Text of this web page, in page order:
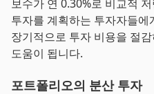
보수가 연 0.30%로 비교적
투자를 계획하는 투자자들
장기적으로 투자 비용을 절
도움이 됩니다.
포트폴리오의 분산 투자